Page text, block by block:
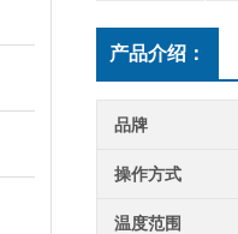
产品介绍：
品牌
操作方式
温度范围